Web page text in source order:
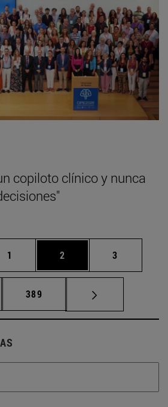
copiloto clínico y nunca
Página
1 Página
2 Página
3
intermedias Use TAB para
Página
389